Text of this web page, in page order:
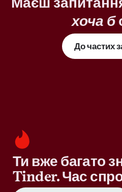
хоча б
До частих
Ти вже багато
Tinder. Час